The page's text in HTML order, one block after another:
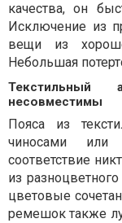
качества, он
Исключение из
вещи из
Небольшая
несовместимы
Пояса из
чиносами
соответствие
из
цветовые
ремешок также